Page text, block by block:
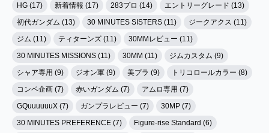
HG (17)
新着情報 (17) 283プロ (14)
エントリーグレード (13)
初代ガンダム (13)
30 MINUTES SISTERS (11)
ジークアクス (11)
ジム (11)
ティターンズ (11)
30MMレビュー (11)
30 MINUTES MISSIONS (11)
30MM (11)
ジムカスタム (9)
シャア専用 (9)
ジオン軍 (9) 美プラ (9)
トリコロールカラー (8)
コンペ企画 (7)
赤いガンダム (7)
アムロ専用 (7)
GQuuuuuuX (7)
ガンプラレビュー (7)
30MP (7)
30 MINUTES PREFERENCE (7)
Figure-rise Standard (6)